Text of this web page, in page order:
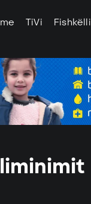
TiVi